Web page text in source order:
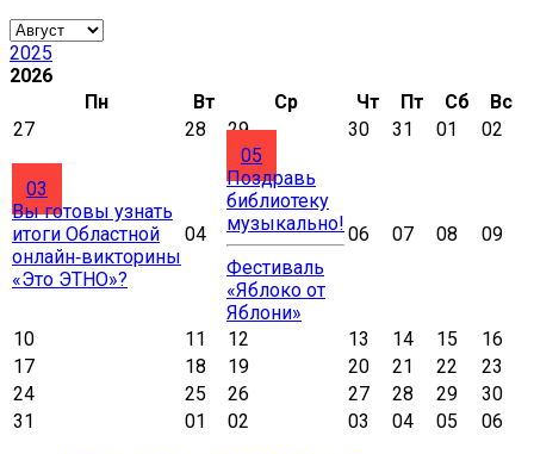
2025
2026
Пн
Вт Ср Чт Пт Сб
Вс
27
28 29 30 31 01 02
03
Вы готовы узнать
итоги Областной
онлайн‑викторины
«Это ЭТНО»?
04
05
Поздравь
библиотеку
музыкально!
Фестиваль
«Яблоко от
Яблони»
06 07 08 09
10 11 12 13 14 15
16
17
18 19 20 21 22
23
24
25 26 27 28 29
30
31
01 02 03 04 05
06